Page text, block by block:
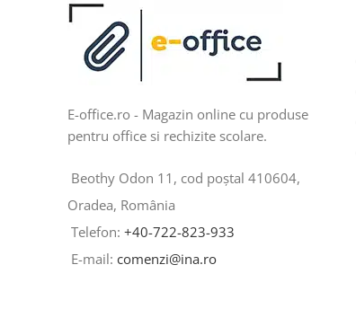
E-office.ro - Magazin online cu produse
pentru office si rechizite scolare.
Beothy Odon 11, cod poștal 410604,
Oradea, România
Telefon: +40-722-823-933
E-mail: comenzi@ina.ro